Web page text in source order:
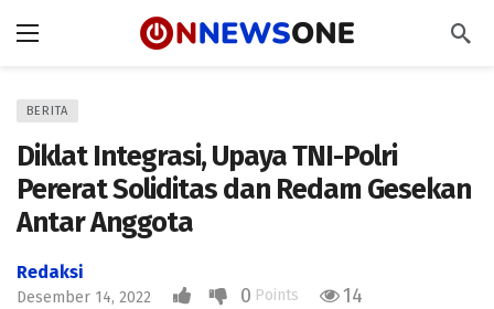
BERITA
Diklat Integrasi, Upaya TNI-Polri
Pererat Soliditas dan Redam Gesekan
Antar Anggota
Redaksi
Desember 14, 2022 0 Points 14